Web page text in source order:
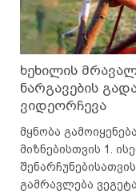
ხეხილის
ნარგავების
ვიდეორჩევა
მყნობა
მიზნებისთვის 1.
გამრავლება